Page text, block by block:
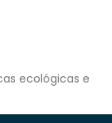
ecológicas e